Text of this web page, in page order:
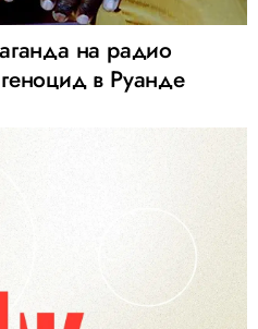
на радио
в Руанде